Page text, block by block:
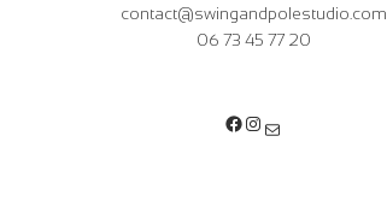
contact@swingandpolestudio.com
06 73 45 77 20
Facebook
Instagram
E-mail